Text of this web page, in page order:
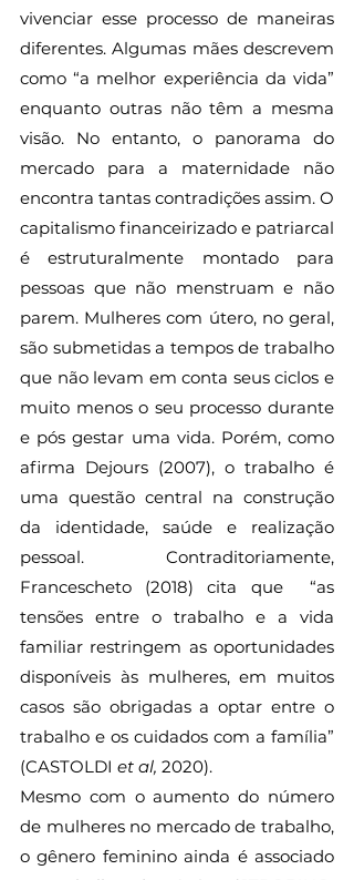
vivenciar esse processo de maneiras
diferentes. Algumas mães descrevem
como “a melhor experiência da vida”
enquanto outras não têm a mesma
visão. No entanto, o panorama do
mercado para a maternidade não
encontra tantas contradições assim. O
capitalismo financeirizado e patriarcal
é estruturalmente montado para
pessoas que não menstruam e não
parem. Mulheres com útero, no geral,
são submetidas a tempos de trabalho
que não levam em conta seus ciclos e
muito menos o seu processo durante
e pós gestar uma vida. Porém, como
afirma Dejours (2007), o trabalho é
uma questão central na construção
da identidade, saúde e realização
pessoal. Contraditoriamente,
Francescheto (2018) cita que  “as
tensões entre o trabalho e a vida
familiar restringem as oportunidades
disponíveis às mulheres, em muitos
casos são obrigadas a optar entre o
trabalho e os cuidados com a família”
(CASTOLDI et al, 2020).
Mesmo com o aumento do número
de mulheres no mercado de trabalho,
o gênero feminino ainda é associado